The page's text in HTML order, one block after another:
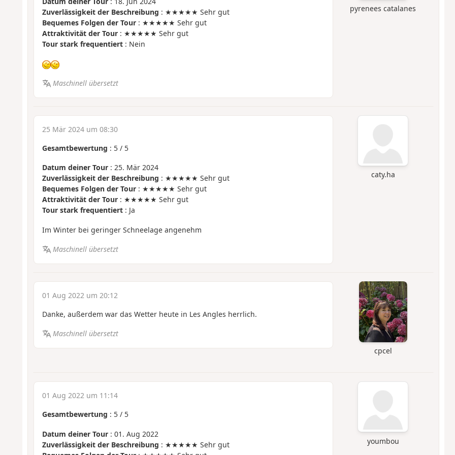
pyrenees catalanes
Zuverlässigkeit der Beschreibung : ★★★★★ Sehr gut
Bequemes Folgen der Tour: ★★★★★ Sehr gut
Attraktivität der Tour: ★★★★★ Sehr gut
Tour stark frequentiert: Nein
Maschinell übersetzt
caty.ha
25 Mär 2024 um 08:30
Gesamtbewertung : 5/ 5
Datum deiner Tour: 25. Mär 2024
Zuverlässigkeit der Beschreibung : ★★★★★ Sehr gut
Bequemes Folgen der Tour: ★★★★★ Sehr gut
Attraktivität der Tour: ★★★★★ Sehr gut
Tour stark frequentiert: Ja
Im Winter bei geringer Schneelage angenehm
Maschinell übersetzt
cpcel
01 Aug 2022 um 20:12
Danke, außerdem war das Wetter heute in Les Angles herrlich.
Maschinell übersetzt
youmbou
01 Aug 2022 um 11:14
Gesamtbewertung : 5/ 5
Datum deiner Tour: 01. Aug 2022
Zuverlässigkeit der Beschreibung : ★★★★★ Sehr gut